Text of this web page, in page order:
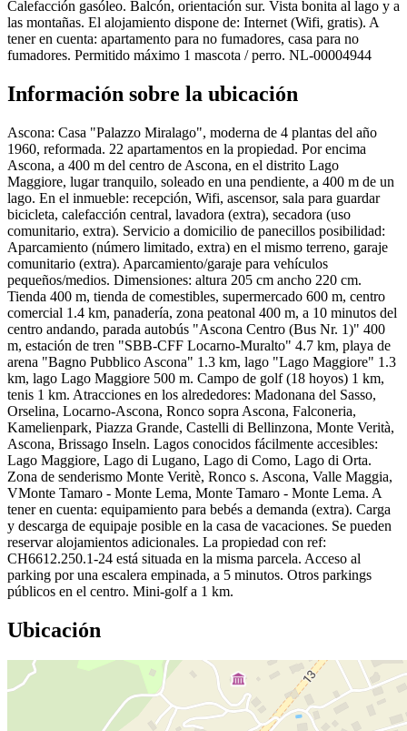
Calefacción gasóleo. Balcón, orientación sur. Vista bonita al lago y a
las montañas. El alojamiento dispone de: Internet (Wifi, gratis). A
tener en cuenta: apartamento para no fumadores, casa para no
fumadores. Permitido máximo 1 mascota / perro. NL-00004944
Información sobre la ubicación
Ascona: Casa "Palazzo Miralago", moderna de 4 plantas del año
1960, reformada. 22 apartamentos en la propiedad. Por encima
Ascona, a 400 m del centro de Ascona, en el distrito Lago
Maggiore, lugar tranquilo, soleado en una pendiente, a 400 m de un
lago. En el inmueble: recepción, Wifi, ascensor, sala para guardar
bicicleta, calefacción central, lavadora (extra), secadora (uso
comunitario, extra). Servicio a domicilio de panecillos posibilidad:
Aparcamiento (número limitado, extra) en el mismo terreno, garaje
comunitario (extra). Aparcamiento/garaje para vehículos
pequeños/medios. Dimensiones: altura 205 cm ancho 220 cm.
Tienda 400 m, tienda de comestibles, supermercado 600 m, centro
comercial 1.4 km, panadería, zona peatonal 400 m, a 10 minutos del
centro andando, parada autobús "Ascona Centro (Bus Nr. 1)" 400
m, estación de tren "SBB-CFF Locarno-Muralto" 4.7 km, playa de
arena "Bagno Pubblico Ascona" 1.3 km, lago "Lago Maggiore" 1.3
km, lago Lago Maggiore 500 m. Campo de golf (18 hoyos) 1 km,
tenis 1 km. Atracciones en los alrededores: Madonana del Sasso,
Orselina, Locarno-Ascona, Ronco sopra Ascona, Falconeria,
Kamelienpark, Piazza Grande, Castelli di Bellinzona, Monte Verità,
Ascona, Brissago Inseln. Lagos conocidos fácilmente accesibles:
Lago Maggiore, Lago di Lugano, Lago di Como, Lago di Orta.
Zona de senderismo Monte Veritè, Ronco s. Ascona, Valle Maggia,
VMonte Tamaro - Monte Lema, Monte Tamaro - Monte Lema. A
tener en cuenta: equipamiento para bebés a demanda (extra). Carga
y descarga de equipaje posible en la casa de vacaciones. Se pueden
reservar alojamientos adicionales. La propiedad con ref:
CH6612.250.1-24 está situada en la misma parcela. Acceso al
parking por una escalera empinada, a 5 minutos. Otros parkings
públicos en el centro. Mini-golf a 1 km.
Ubicación